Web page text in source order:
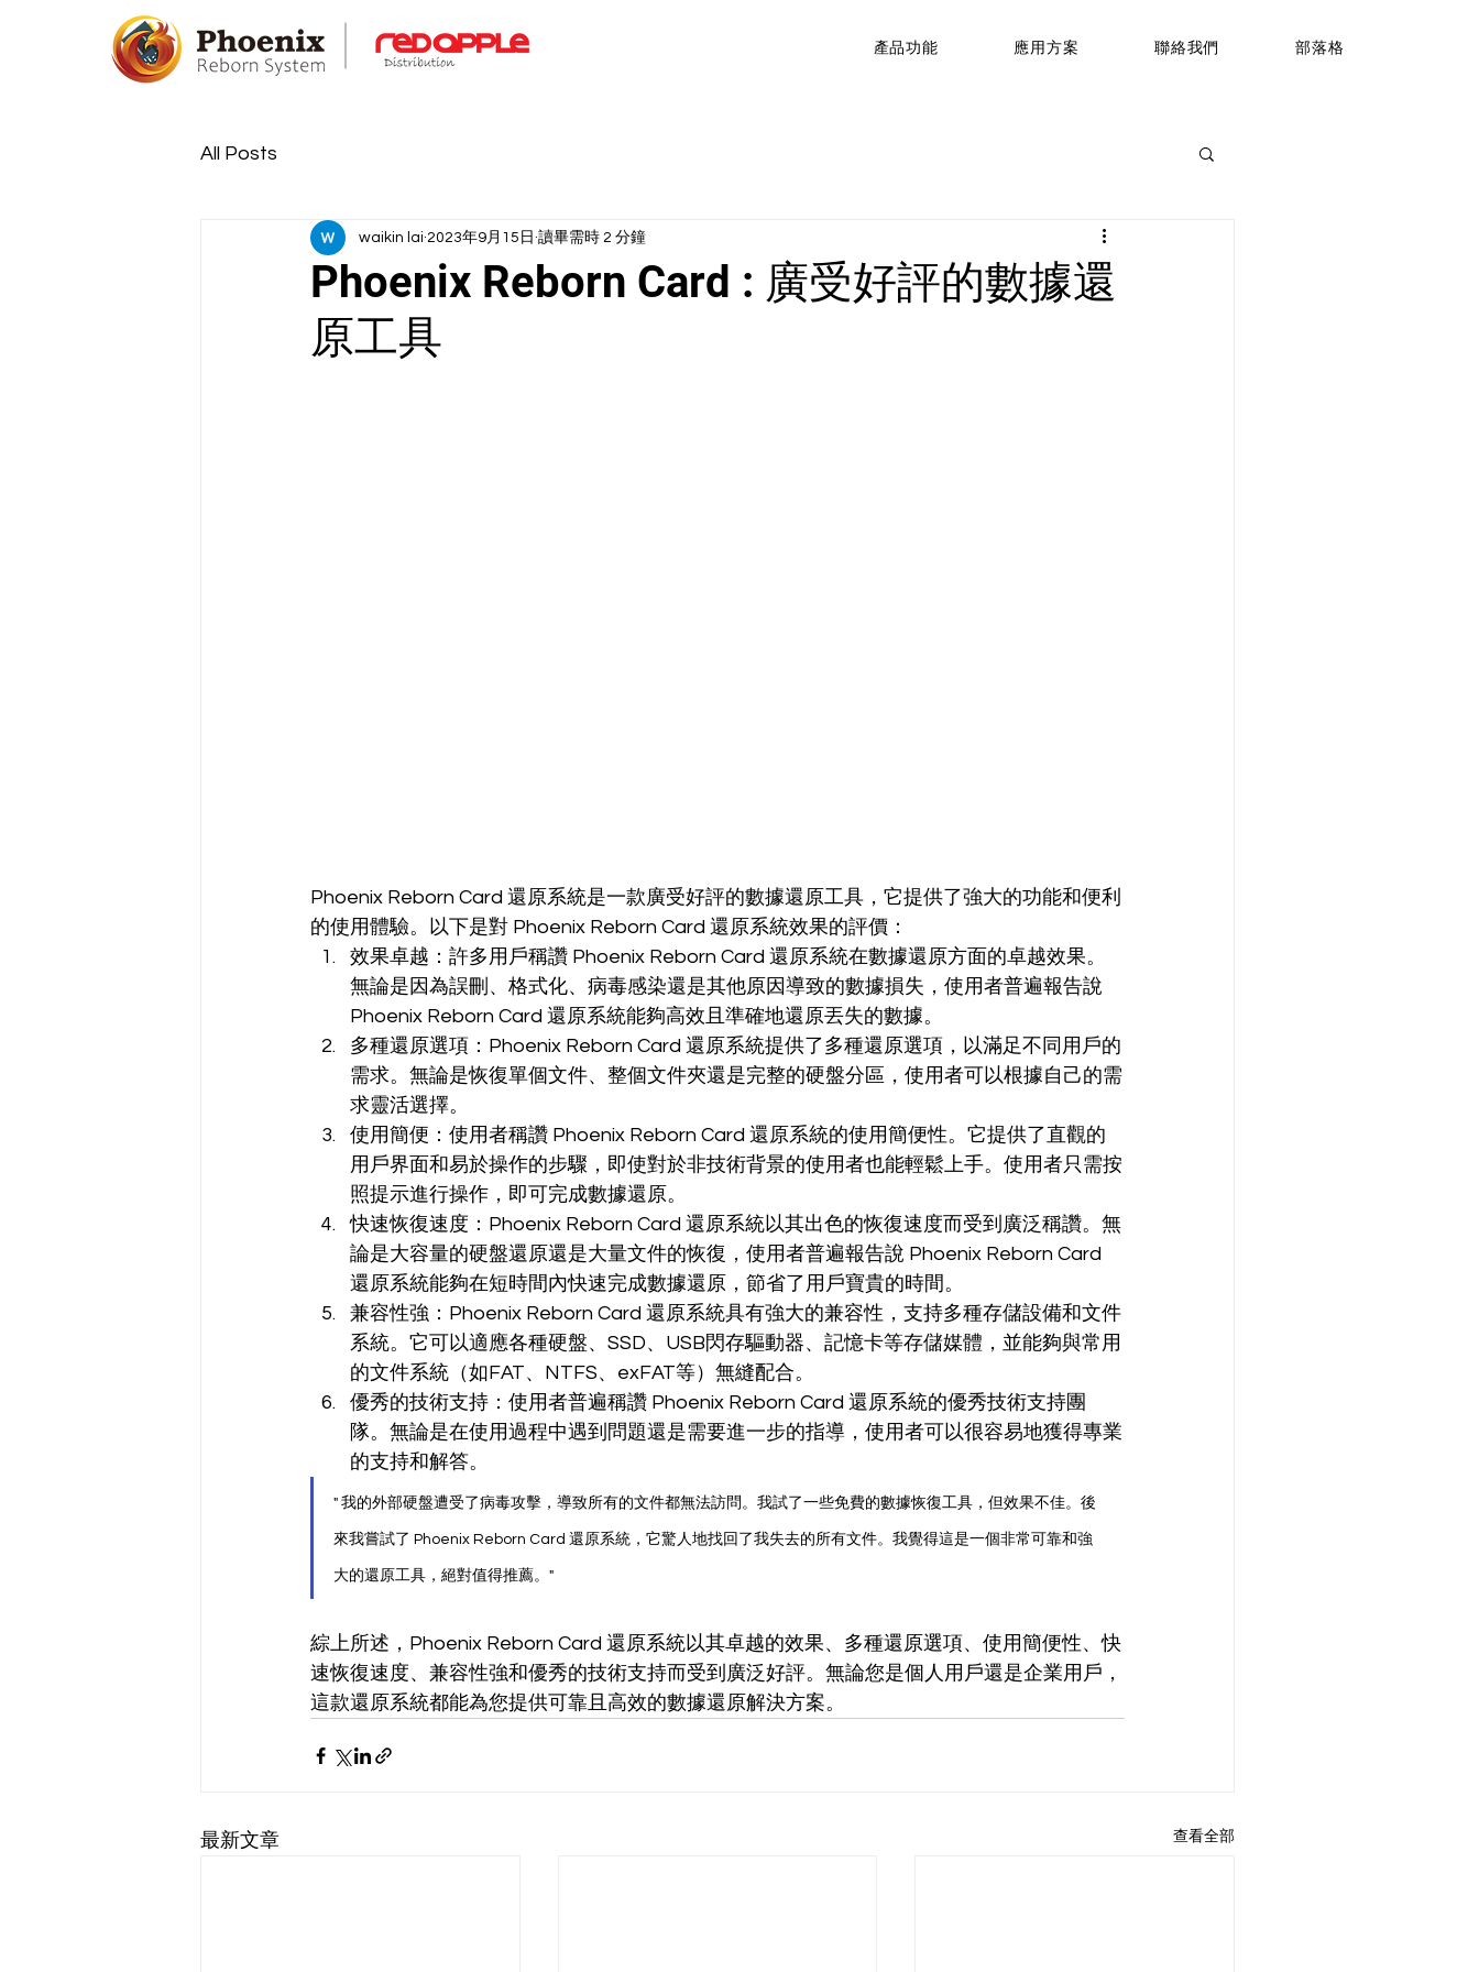
產品功能 應用方案 聯絡我們 部落格
All Posts
Phoenix Reborn Card : 廣受好評的數據還
原工具
waikin lai 2023年9月15日 讀畢需時 2 分鐘
Phoenix Reborn Card 還原系統是一款廣受好評的數據還原工具，它提供了強大的功能和便利
的使用體驗。以下是對 Phoenix Reborn Card 還原系統效果的評價：
效果卓越：許多用戶稱讚 Phoenix Reborn Card 還原系統在數據還原方面的卓越效果。
無論是因為誤刪、格式化、病毒感染還是其他原因導致的數據損失，使用者普遍報告說
Phoenix Reborn Card 還原系統能夠高效且準確地還原丟失的數據。
多種還原選項：Phoenix Reborn Card 還原系統提供了多種還原選項，以滿足不同用戶的
需求。無論是恢復單個文件、整個文件夾還是完整的硬盤分區，使用者可以根據自己的需
求靈活選擇。
使用簡便：使用者稱讚 Phoenix Reborn Card 還原系統的使用簡便性。它提供了直觀的
用戶界面和易於操作的步驟，即使對於非技術背景的使用者也能輕鬆上手。使用者只需按
照提示進行操作，即可完成數據還原。
快速恢復速度：Phoenix Reborn Card 還原系統以其出色的恢復速度而受到廣泛稱讚。無
論是大容量的硬盤還原還是大量文件的恢復，使用者普遍報告說 Phoenix Reborn Card
還原系統能夠在短時間內快速完成數據還原，節省了用戶寶貴的時間。
兼容性強：Phoenix Reborn Card 還原系統具有強大的兼容性，支持多種存儲設備和文件
系統。它可以適應各種硬盤、SSD、USB閃存驅動器、記憶卡等存儲媒體，並能夠與常用
的文件系統（如FAT、NTFS、exFAT等）無縫配合。
優秀的技術支持：使用者普遍稱讚 Phoenix Reborn Card 還原系統的優秀技術支持團
隊。無論是在使用過程中遇到問題還是需要進一步的指導，使用者可以很容易地獲得專業
的支持和解答。
" 我的外部硬盤遭受了病毒攻擊，導致所有的文件都無法訪問。我試了一些免費的數據恢復工具，但效果不佳。後
來我嘗試了 Phoenix Reborn Card 還原系統，它驚人地找回了我失去的所有文件。我覺得這是一個非常可靠和強
大的還原工具，絕對值得推薦。"
綜上所述，Phoenix Reborn Card 還原系統以其卓越的效果、多種還原選項、使用簡便性、快
速恢復速度、兼容性強和優秀的技術支持而受到廣泛好評。無論您是個人用戶還是企業用戶，
這款還原系統都能為您提供可靠且高效的數據還原解決方案。
最新文章 查看全部